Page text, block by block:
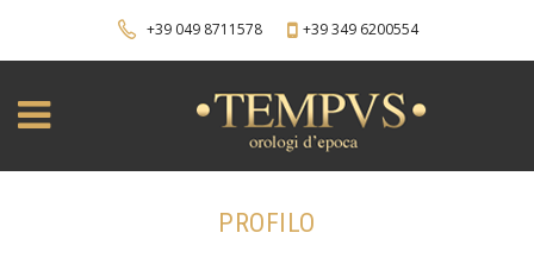
+39 049 8711578 +39 349 6200554
PROFILO